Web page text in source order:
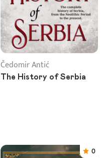
Čedomir Antić
The History of Serbia
0